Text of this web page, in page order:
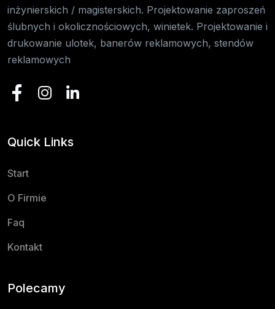
inżynierskich / magisterskich. Projektowanie zaproszeń
ślubnych i okolicznościowych, winietek. Projektowanie i
drukowanie ulotek, banerów reklamowych, stendów
reklamowych
Quick Links
Start
O Firmie
Faq
Kontakt
Polecamy